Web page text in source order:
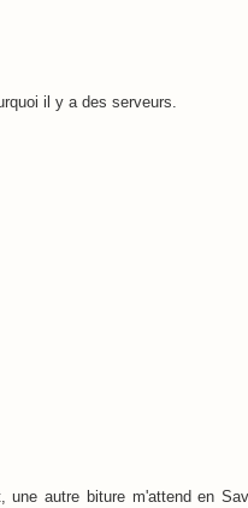
il y a des serveurs.
une autre biture m'attend en